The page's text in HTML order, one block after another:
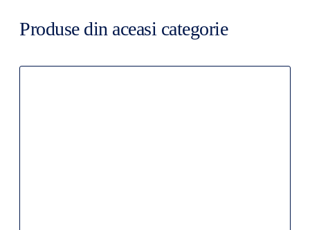
Produse din aceasi categorie